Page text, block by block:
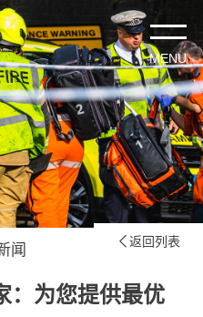
闻  返回列表
：为您提供最优